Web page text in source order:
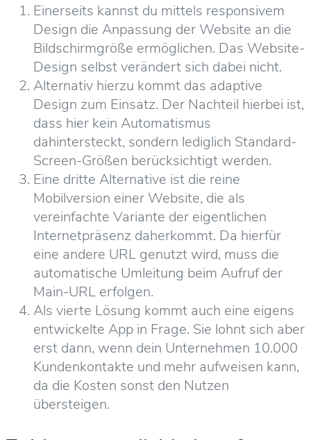
Einerseits kannst du mittels responsivem
Design die Anpassung der Website an die
Bildschirmgröße ermöglichen. Das Website-
Design selbst verändert sich dabei nicht.
Alternativ hierzu kommt das adaptive
Design zum Einsatz. Der Nachteil hierbei ist,
dass hier kein Automatismus
dahintersteckt, sondern lediglich Standard-
Screen-Größen berücksichtigt werden.
Eine dritte Alternative ist die reine
Mobilversion einer Website, die als
vereinfachte Variante der eigentlichen
Internetpräsenz daherkommt. Da hierfür
eine andere URL genutzt wird, muss die
automatische Umleitung beim Aufruf der
Main-URL erfolgen.
Als vierte Lösung kommt auch eine eigens
entwickelte App in Frage. Sie lohnt sich aber
erst dann, wenn dein Unternehmen 10.000
Kundenkontakte und mehr aufweisen kann,
da die Kosten sonst den Nutzen
übersteigen.